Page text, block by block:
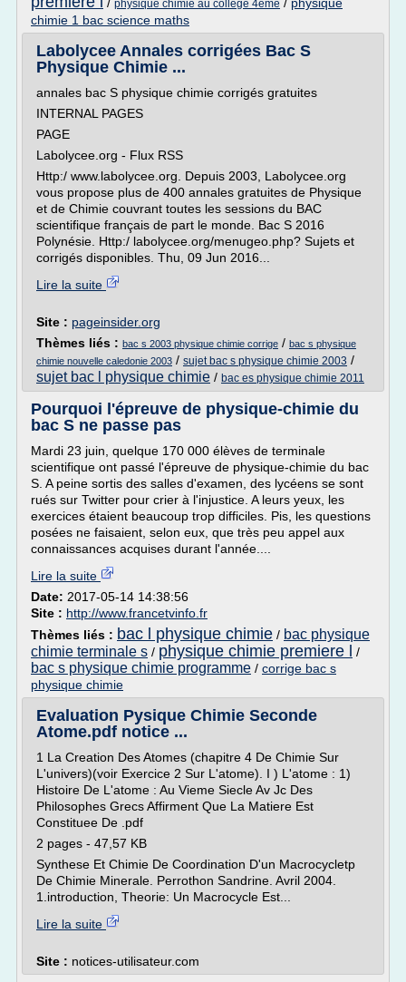
physique chimie au college 4eme
chimie 1 bac science maths
Labolycee Annales corrigées Bac S
Physique Chimie ...
annales bac S physique chimie corrigés gratuites
INTERNAL PAGES
PAGE
Labolycee.org - Flux RSS
Http:/ www.labolycee.org. Depuis 2003, Labolycee.org
vous propose plus de 400 annales gratuites de Physique
et de Chimie couvrant toutes les sessions du BAC
scientifique français de part le monde. Bac S 2016
Polynésie. Http:/ labolycee.org/menugeo.php? Sujets et
corrigés disponibles. Thu, 09 Jun 2016...
Lire la suite
Site : pageinsider.org
Thèmes liés : bac s 2003 physique chimie corrige / bac s physique
chimie nouvelle caledonie 2003 / sujet bac s physique chimie 2003 /
sujet bac l physique chimie / bac es physique chimie 2011
Pourquoi l'épreuve de physique-chimie du
bac S ne passe pas
Mardi 23 juin, quelque 170 000 élèves de terminale
scientifique ont passé l'épreuve de physique-chimie du bac
S. A peine sortis des salles d'examen, des lycéens se sont
rués sur Twitter pour crier à l'injustice. A leurs yeux, les
exercices étaient beaucoup trop difficiles. Pis, les questions
posées ne faisaient, selon eux, que très peu appel aux
connaissances acquises durant l'année....
Lire la suite
Date: 2017-05-14 14:38:56
Site : http://www.francetvinfo.fr
Thèmes liés : bac l physique chimie / bac physique
chimie terminale s / physique chimie premiere l /
bac s physique chimie programme / corrige bac s
physique chimie
Evaluation Pysique Chimie Seconde
Atome.pdf notice ...
1 La Creation Des Atomes (chapitre 4 De Chimie Sur
L'univers)(voir Exercice 2 Sur L'atome). I ) L'atome : 1)
Histoire De L'atome : Au Vieme Siecle Av Jc Des
Philosophes Grecs Affirment Que La Matiere Est
Constituee De .pdf
2 pages - 47,57 KB
Synthese Et Chimie De Coordination D'un Macrocycletp
De Chimie Minerale. Perrothon Sandrine. Avril 2004.
1.introduction, Theorie: Un Macrocycle Est...
Lire la suite
Site : notices-utilisateur.com